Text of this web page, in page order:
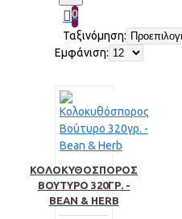
0
Ταξινόμηση:
Εμφάνιση:
ΚΟΛΟΚΥΘΌΣΠΟΡΟΣ
ΒΟΎΤΥΡΟ 320ΓΡ. -
BEAN & HERB